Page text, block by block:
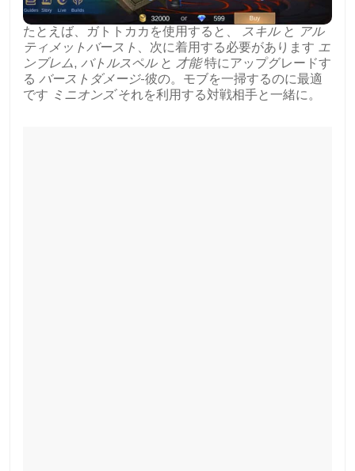
たとえば、ガトトカカを使用すると、 スキルと
アル
ティメットバースト
、次に着用する必要があります エ
ンブレム, バトルスペルと 才能特にアップグレードす
る バーストダメージ-彼の。モブを一掃するのに最適
です ミニオンズそれを利用する対戦相手と一緒に。